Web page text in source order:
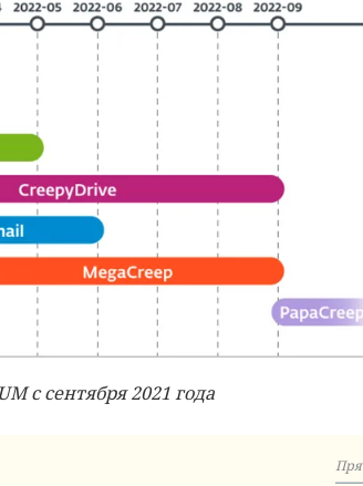
с сентября 2021 года